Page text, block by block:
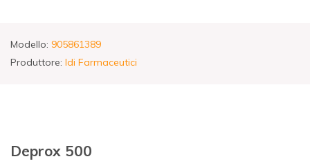
Modello: 905861389
Produttore: Idi Farmaceutici
Deprox 500